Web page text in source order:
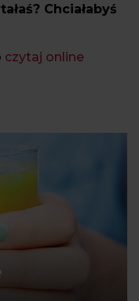
Chciałabyś
czytaj online